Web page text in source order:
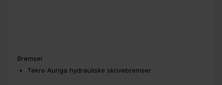
Bremser
Tekro Auriga hydrauliske skrivebremser